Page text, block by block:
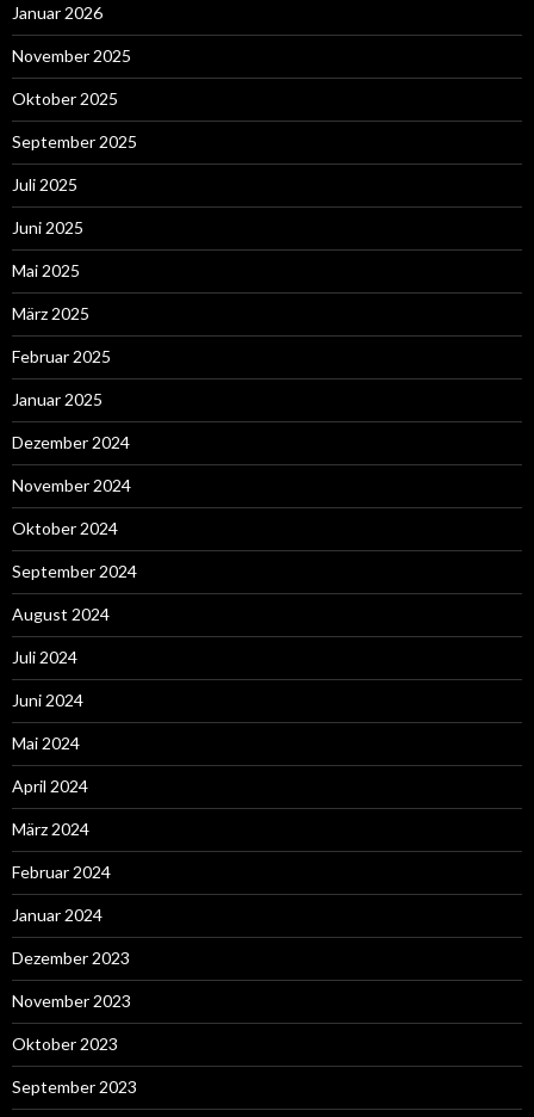
Januar 2026
November 2025
Oktober 2025
September 2025
Juli 2025
Juni 2025
Mai 2025
März 2025
Februar 2025
Januar 2025
Dezember 2024
November 2024
Oktober 2024
September 2024
August 2024
Juli 2024
Juni 2024
Mai 2024
April 2024
März 2024
Februar 2024
Januar 2024
Dezember 2023
November 2023
Oktober 2023
September 2023